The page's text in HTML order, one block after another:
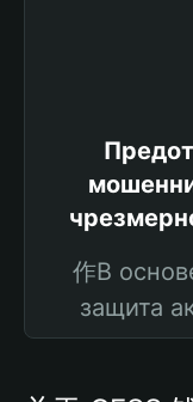
作В
защита